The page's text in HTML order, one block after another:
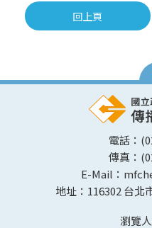
回上頁
電話：
傳真：
E-Mail：
地址：116302 台北
瀏覽